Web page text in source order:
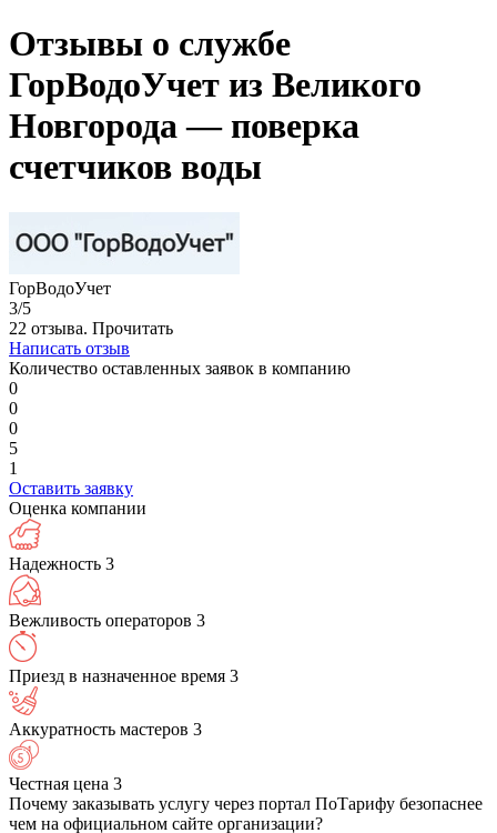
Отзывы о службе
ГорВодоУчет из Великого
Новгорода — поверка
счетчиков воды
ГорВодоУчет
3/5
22 отзыва. Прочитать
Написать отзыв
Количество оставленных заявок в компанию
0
0
0
5
1
Оставить заявку
Оценка компании
Надежность 3
Вежливость операторов 3
Приезд в назначенное время 3
Аккуратность мастеров 3
Честная цена 3
Почему заказывать услугу через портал ПоТарифу безопаснее
чем на официальном сайте организации?